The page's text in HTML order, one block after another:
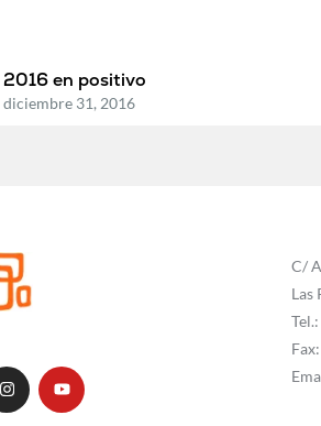
2016 en positivo
diciembre 31, 2016
C/
Las